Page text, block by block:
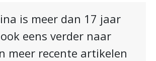
is meer dan 17 jaar
eens verder naar
meer recente artikelen